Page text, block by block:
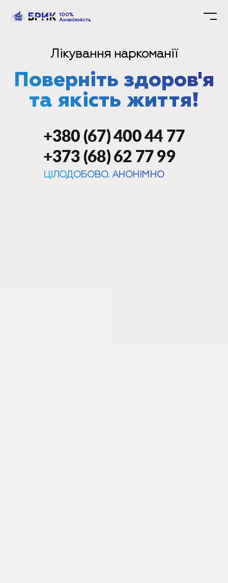
100%
Анонімність
+380 (67) 400 44 77
+373 (68) 62 77 99
ЦІЛОДОБОВО. АНОНІМНО
Лікування наркоманії
Поверніть здоров'я
та якість життя!